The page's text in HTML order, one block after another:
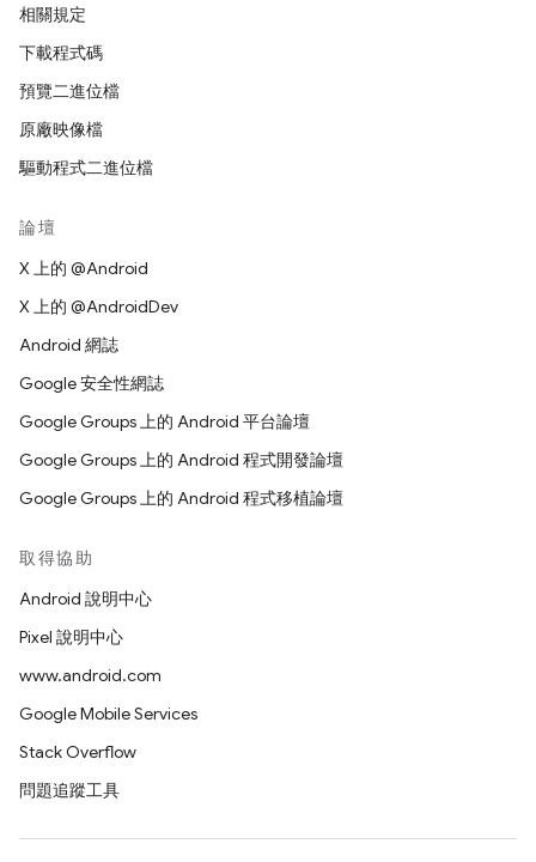
相關規定
下載程式碼
預覽二進位檔
原廠映像檔
驅動程式二進位檔
論壇
X 上的 @Android
X 上的 @AndroidDev
Android 網誌
Google 安全性網誌
Google Groups 上的 Android 平台論壇
Google Groups 上的 Android 程式開發論壇
Google Groups 上的 Android 程式移植論壇
取得協助
Android 說明中心
Pixel 說明中心
www.android.com
Google Mobile Services
Stack Overflow
問題追蹤工具